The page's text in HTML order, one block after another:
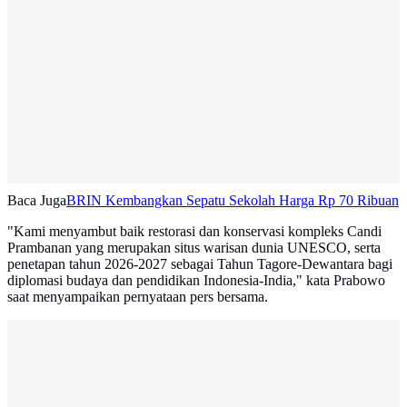
Baca JugaBRIN Kembangkan Sepatu Sekolah Harga Rp 70 Ribuan
"Kami menyambut baik restorasi dan konservasi kompleks Candi
Prambanan yang merupakan situs warisan dunia UNESCO, serta
penetapan tahun 2026-2027 sebagai Tahun Tagore-Dewantara bagi
diplomasi budaya dan pendidikan Indonesia-India," kata Prabowo
saat menyampaikan pernyataan pers bersama.